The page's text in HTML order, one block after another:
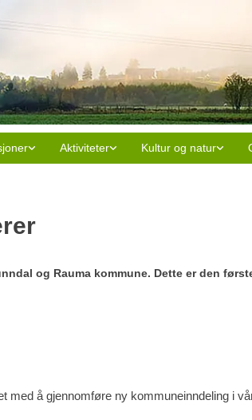
Aktiviteter Kultur og natur
og Rauma kommune. Dette er den
med å gjennomføre ny kommuneinndeling i